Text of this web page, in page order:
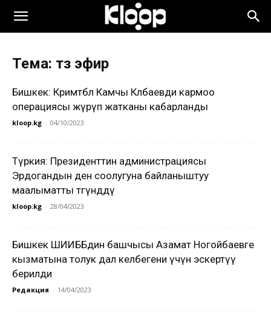
Тема: түз эфир
Бишкек: Кримтөбөл Камчы Көлбаевди кармоо
операциясы жүрүп жатканы кабарланды
kloop.kg - 04/10/2023
Түркия: Президенттин администрациясы
Эрдогандын ден соолугуна байланыштуу
маалыматты төгүндөдү
kloop.kg - 28/04/2023
Бишкек ШИИББдин башчысы Азамат Ногойбаевге
кызматына толук дал келбегени үчүн эскертүү
берилди
Редакция - 14/04/2023